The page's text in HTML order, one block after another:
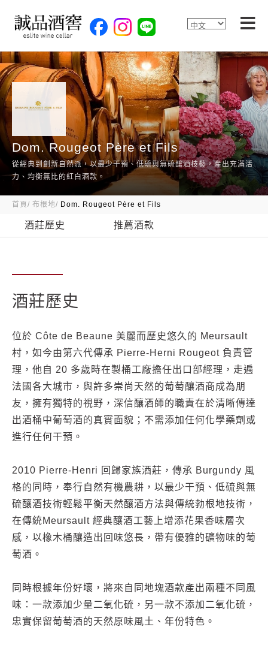
Dom. Rougeot Père et Fils
從經典到創新自然派，以最少干預、低硫與無硫釀酒技藝，產出充滿活
力、均衡無比的紅白酒款。
首頁 布根地 Dom. Rougeot Père et Fils
酒莊歷史 推薦酒款
酒莊歷史
位於 Côte de Beaune 美麗而歷史悠久的 Meursault
村，如今由第六代傳承 Pierre-Herni Rougeot 負責管
理，他自 20 多歲時在製桶工廠擔任出口部經理，走遍
法國各大城市，與許多崇尚天然的葡萄釀酒商成為朋
友，擁有獨特的視野，深信釀酒師的職責在於清晰傳達
出酒桶中葡萄酒的真實面貌；不需添加任何化學藥劑或
進行任何干預。
2010 Pierre-Henri 回歸家族酒莊，傳承 Burgundy 風
格的同時，奉行自然有機農耕，以最少干預、低硫與無
硫釀酒技術輕鬆平衡天然釀酒方法與傳統勃根地技術，
在傳統Meursault 經典釀酒工藝上增添花果香味層次
感，以橡木桶釀造出回味悠長，帶有優雅的礦物味的葡
萄酒。
同時根據年份好壞，將來自同地塊酒款產出兩種不同風
味：一款添加少量二氧化硫，另一款不添加二氧化硫，
忠實保留葡萄酒的天然原味風土、年份特色。